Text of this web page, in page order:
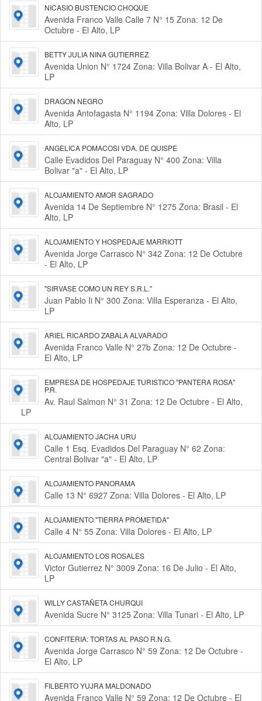
NICASIO BUSTENCIO CHOQUE
Avenida Franco Valle Calle 7 N° 15 Zona: 12 De
Octubre - El Alto, LP
BETTY JULIA NINA GUTIERREZ
Avenida Union N° 1724 Zona: Villa Bolivar A - El Alto,
LP
DRAGON NEGRO
Avenida Antofagasta N° 1194 Zona: Villa Dolores - El
Alto, LP
ANGELICA POMACOSI VDA. DE QUISPE
Calle Evadidos Del Paraguay N° 400 Zona: Villa
Bolivar "a" - El Alto, LP
ALOJAMIENTO AMOR SAGRADO
Avenida 14 De Septiembre N° 1275 Zona: Brasil - El
Alto, LP
ALOJAMIENTO Y HOSPEDAJE MARRIOTT
Avenida Jorge Carrasco N° 342 Zona: 12 De Octubre
- El Alto, LP
"SIRVASE COMO UN REY S.R.L."
Juan Pablo Ii N° 300 Zona: Villa Esperanza - El Alto,
LP
ARIEL RICARDO ZABALA ALVARADO
Avenida Franco Valle N° 27b Zona: 12 De Octubre -
El Alto, LP
EMPRESA DE HOSPEDAJE TURISTICO "PANTERA ROSA"
P.R.
Av. Raul Salmon N° 31 Zona: 12 De Octubre - El Alto,
LP
ALOJAMIENTO JACHA URU
Calle 1 Esq. Evadidos Del Paraguay N° 62 Zona:
Central Bolivar "a" - El Alto, LP
ALOJAMIENTO PANORAMA
Calle 13 N° 6927 Zona: Villa Dolores - El Alto, LP
ALOJAMIENTO "TIERRA PROMETIDA"
Calle 4 N° 55 Zona: Villa Dolores - El Alto, LP
ALOJAMIENTO LOS ROSALES
Victor Gutierrez N° 3009 Zona: 16 De Julio - El Alto,
LP
WILLY CASTAÑETA CHURQUI
Avenida Sucre N° 3125 Zona: Villa Tunari - El Alto, LP
CONFITERIA: TORTAS AL PASO R.N.G.
Avenida Jorge Carrasco N° 59 Zona: 12 De Octubre -
El Alto, LP
FILBERTO YUJRA MALDONADO
Avenida Franco Valle N° 59 Zona: 12 De Octubre - El